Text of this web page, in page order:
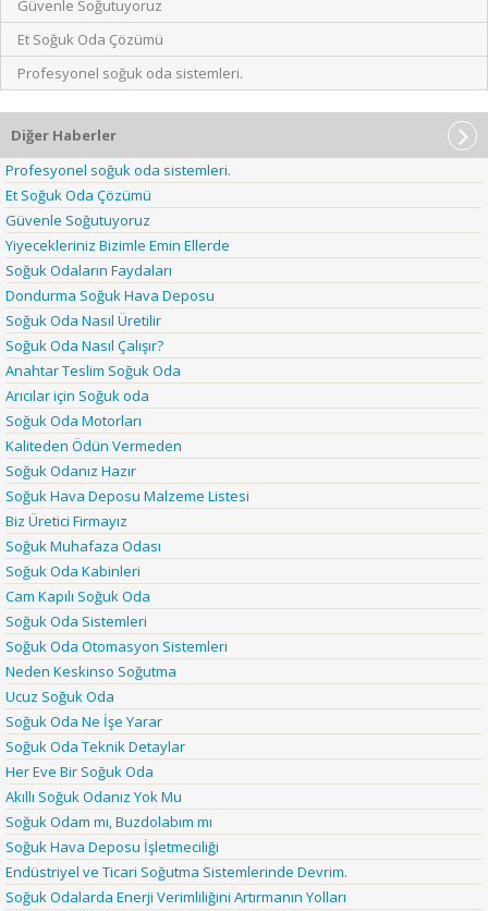
Güvenle Soğutuyoruz
Et Soğuk Oda Çözümü
Profesyonel soğuk oda sistemleri.
Diğer Haberler
Profesyonel soğuk oda sistemleri.
Et Soğuk Oda Çözümü
Güvenle Soğutuyoruz
Yiyecekleriniz Bizimle Emin Ellerde
Soğuk Odaların Faydaları
Dondurma Soğuk Hava Deposu
Soğuk Oda Nasıl Üretilir
Soğuk Oda Nasıl Çalışır?
Anahtar Teslim Soğuk Oda
Arıcılar için Soğuk oda
Soğuk Oda Motorları
Kaliteden Ödün Vermeden
Soğuk Odanız Hazır
Soğuk Hava Deposu Malzeme Listesi
Biz Üretici Firmayız
Soğuk Muhafaza Odası
Soğuk Oda Kabinleri
Cam Kapılı Soğuk Oda
Soğuk Oda Sistemleri
Soğuk Oda Otomasyon Sistemleri
Neden Keskinso Soğutma
Ucuz Soğuk Oda
Soğuk Oda Ne İşe Yarar
Soğuk Oda Teknik Detaylar
Her Eve Bir Soğuk Oda
Akıllı Soğuk Odanız Yok Mu
Soğuk Odam mı, Buzdolabım mı
Soğuk Hava Deposu İşletmeciliği
Endüstriyel ve Ticari Soğutma Sistemlerinde Devrim.
Soğuk Odalarda Enerji Verimliliğini Artırmanın Yolları